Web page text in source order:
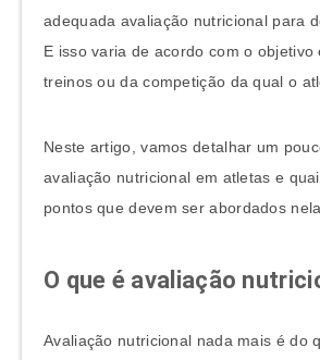
adequada avaliação nutricional para
E isso varia de acordo com o objetivo
treinos ou da competição da qual o
Neste artigo, vamos detalhar um
avaliação nutricional em atletas e
pontos que devem ser abordados
O que é avaliação
Avaliação nutricional nada mais é do